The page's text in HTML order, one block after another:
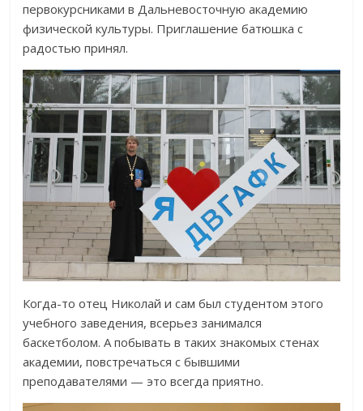
первокурсниками в Дальневосточную академию
физической культуры. Приглашение батюшка с
радостью принял.
Когда-то отец Николай и сам был студентом этого
учебного заведения, всерьез занимался
баскетболом. А побывать в таких знакомых стенах
академии, повстречаться с бывшими
преподавателями — это всегда приятно.